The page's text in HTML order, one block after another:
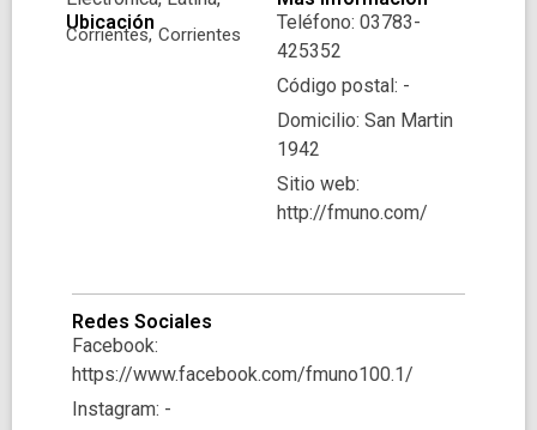
Ubicación
Corrientes, Corrientes
Teléfono: 03783-
425352
Código postal: -
Domicilio: San Martin
1942
Sitio web:
http://fmuno.com/
Redes Sociales
Facebook:
https://www.facebook.com/fmuno100.1/
Instagram: -